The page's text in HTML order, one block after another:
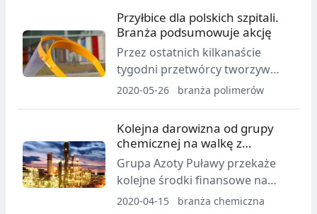
zwiększającego elastyczność
tworzyw sztucznych i
pozwalającego m.in. na ciekawe
aplikacje w obszarze medycyny.
Przyłbice dla polskich szpitali.
Branża podsumowuje akcję
Przez ostatnich kilkanaście
tygodni przetwórcy tworzyw
sztucznych produkowali i
szpitali. Skala udzielonej pomocy
osiągnęła poziom prawie pół
miliona sztuk, zaś swoim
zasięgiem objęła obszar całej
Polski.
2020-05-26 branża polimerów
Kolejna darowizna od grupy
chemicznej na walkę z
koronawirusem
Grupa Azoty Puławy przekaże
kolejne środki finansowe na
działania związane z
2020-04-15 branża chemiczna